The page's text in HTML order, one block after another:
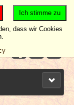
Ich stimme zu
dass wir Cookies